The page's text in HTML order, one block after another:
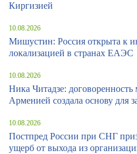
Киргизией
10.08.2026
Мишустин: Россия открыта к
локализацией в странах ЕАЭС
10.08.2026
Ника Читадзе:
Арменией создала основу для
10.08.2026
Постпред России при СНГ
ущерб от выхода из